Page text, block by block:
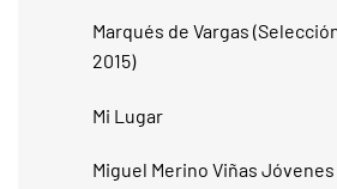
Marqués de Vargas
2015)
Mi Lugar
Miguel Merino Viñas Jóvenes